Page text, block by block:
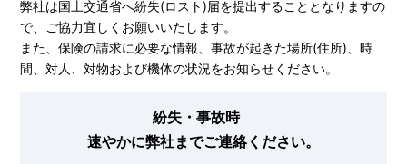
弊社は国土交通省へ紛失(ロスト)届を提出することとなりますの
で、ご協力宜しくお願いいたします。
また、保険の請求に必要な情報、事故が起きた場所(住所)、時
間、対人、対物および機体の状況をお知らせください。
紛失・事故時
速やかに弊社までご連絡ください。